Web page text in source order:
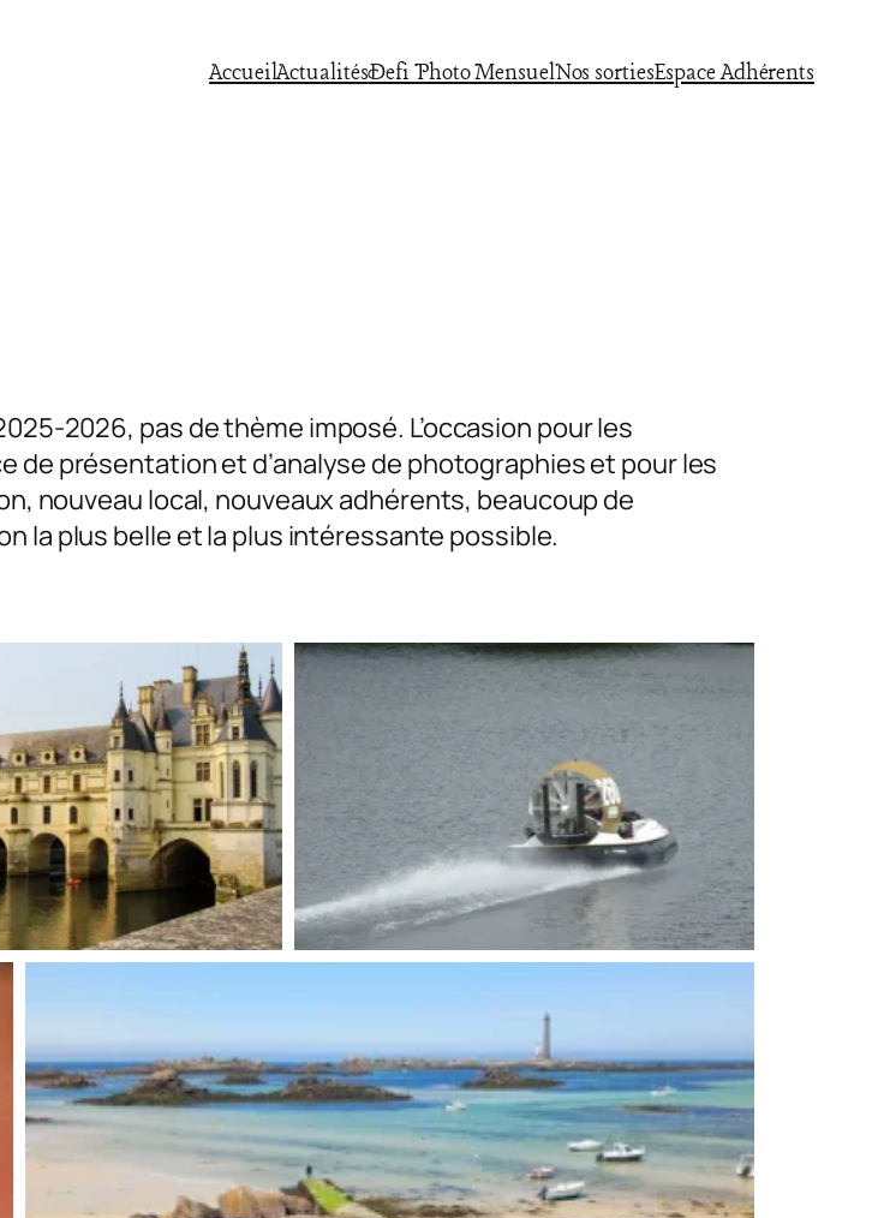
AccueilActualitésDefi Photo MensuelNos sortiesEspace Adhérents
2026, pas de thème imposé. L’occasion pour les
de présentation et d’analyse de photographies et pour les
nouveau local, nouveaux adhérents, beaucoup de
la plus belle et la plus intéressante possible.